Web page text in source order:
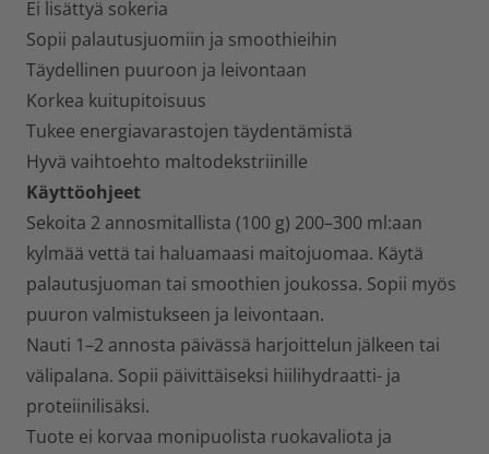
Ei lisättyä sokeria
Sopii palautusjuomiin ja smoothieihin
Täydellinen puuroon ja leivontaan
Korkea kuitupitoisuus
Tukee energiavarastojen täydentämistä
Hyvä vaihtoehto maltodekstriinille
Käyttöohjeet
Sekoita 2 annosmitallista (100 g) 200–300 ml:aan
kylmää vettä tai haluamaasi maitojuomaa. Käytä
palautusjuoman tai smoothien joukossa. Sopii myös
puuron valmistukseen ja leivontaan.
Nauti 1–2 annosta päivässä harjoittelun jälkeen tai
välipalana. Sopii päivittäiseksi hiilihydraatti- ja
proteiinilisäksi.
Tuote ei korvaa monipuolista ruokavaliota ja